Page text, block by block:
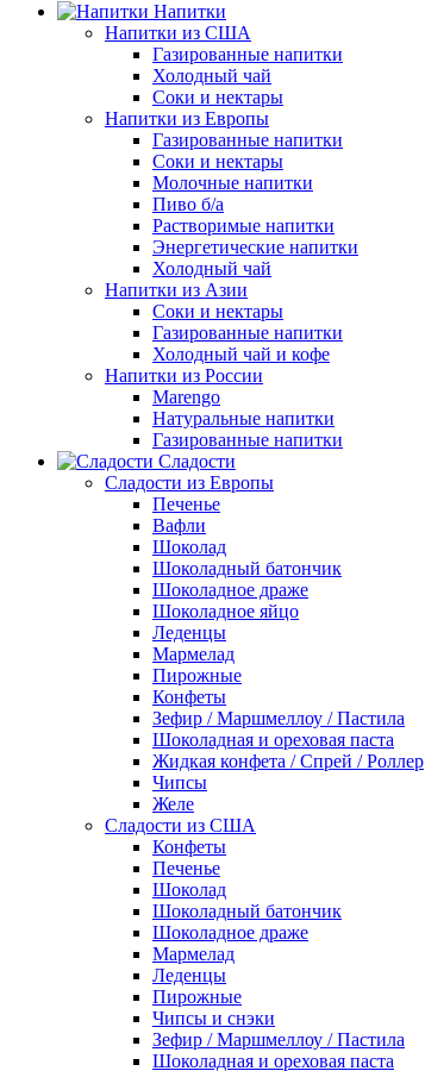
Напитки
Напитки из США
Газированные напитки
Холодный чай
Соки и нектары
Напитки из Европы
Газированные напитки
Соки и нектары
Молочные напитки
Пиво б/а
Растворимые напитки
Энергетические напитки
Холодный чай
Напитки из Азии
Соки и нектары
Газированные напитки
Холодный чай и кофе
Напитки из России
Marengo
Натуральные напитки
Газированные напитки
Сладости
Сладости из Европы
Печенье
Вафли
Шоколад
Шоколадный батончик
Шоколадное драже
Шоколадное яйцо
Леденцы
Мармелад
Пирожные
Конфеты
Зефир / Маршмеллоу / Пастила
Шоколадная и ореховая паста
Жидкая конфета / Спрей / Роллер
Чипсы
Желе
Сладости из США
Конфеты
Печенье
Шоколад
Шоколадный батончик
Шоколадное драже
Мармелад
Леденцы
Пирожные
Чипсы и снэки
Зефир / Маршмеллоу / Пастила
Шоколадная и ореховая паста